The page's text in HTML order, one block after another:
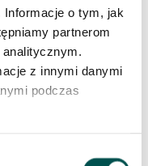
o tym, jak
partnerom
z innymi danymi
podczas